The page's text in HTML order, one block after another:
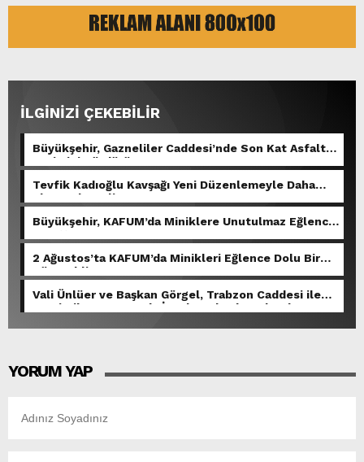
İLGİNİZİ ÇEKEBİLİR
Büyükşehir, Gazneliler Caddesi’nde Son Kat Asfalt
Serimini Sürdürüyor.
Tevfik Kadıoğlu Kavşağı Yeni Düzenlemeyle Daha
Akıcı Hale Geliyor.
Büyükşehir, KAFUM’da Miniklere Unutulmaz Eğlence
2 Ağustos’ta KAFUM’da Minikleri Eğlence Dolu Bir
Gün Bekliyor.
Vali Ünlüer ve Başkan Görgel, Trabzon Caddesi ile
Demirciler Çarşısı’nda İncelemelerde Bulundu.
YORUM YAP